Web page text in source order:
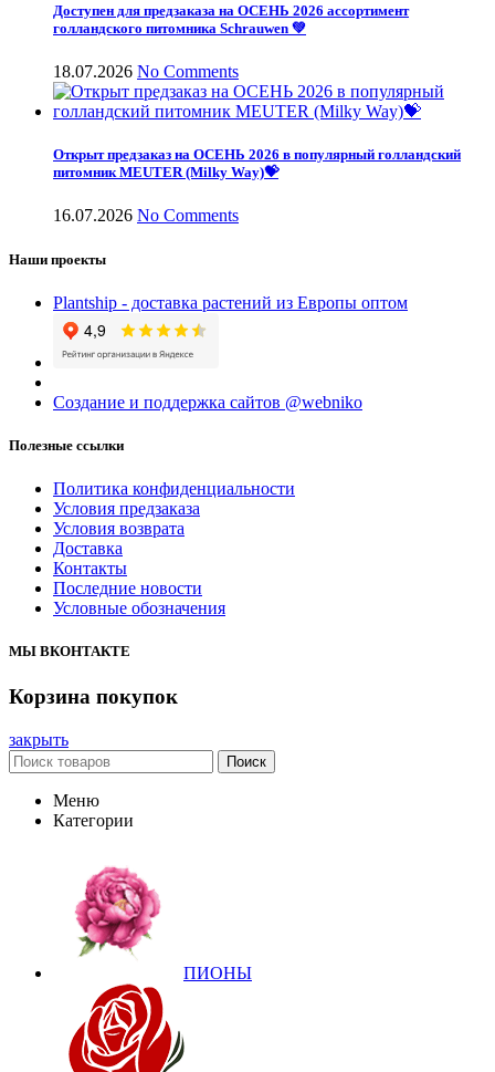
Доступен для предзаказа на ОСЕНЬ 2026 ассортимент
голландского питомника Schrauwen 💚
18.07.2026 No Comments
Открыт предзаказ на ОСЕНЬ 2026 в популярный голландский
питомник MEUTER (Milky Way)💝
16.07.2026 No Comments
Наши проекты
Plantship - доставка растений из Европы оптом
Создание и поддержка сайтов @webniko
Полезные ссылки
Политика конфиденциальности
Условия предзаказа
Условия возврата
Доставка
Контакты
Последние новости
Условные обозначения
МЫ ВКОНТАКТЕ
Корзина покупок
закрыть
Поиск
Меню
Категории
ПИОНЫ